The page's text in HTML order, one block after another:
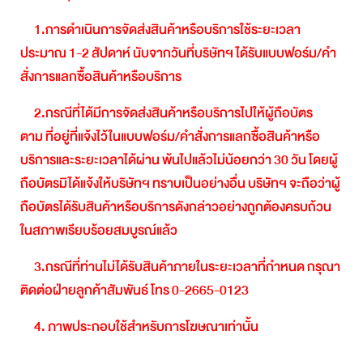
1.การดำเนินการจัดส่งสินค้าหรือบริการใช้ระยะเวลา
ประมาณ1-2สัปดาห์นับจากวันที่บริษัทฯได้รับแบบฟอร์ม/คำ
สั่งการแลกซื้อสินค้าหรือบริการ
2.กรณีที่ได้มีการจัดส่งสินค้าหรือบริการไปให้ผู้ถือบัตร
ตามที่อยู่ที่แจ้งไว้ในแบบฟอร์ม/คำสั่งการแลกซื้อสินค้าหรือ
บริการและระยะเวลาได้ผ่านพ้นไปแล้วไม่น้อยกว่า30วันโดยผู้
ถือบัตรมิได้แจ้งให้บริษัทฯทราบเป็นอย่างอื่นบริษัทฯจะถือว่าผู้
ถือบัตรได้รับสินค้าหรือบริการดังกล่าวอย่างถูกต้องครบถ้วน
ในสภาพเรียบร้อยสมบูรณ์แล้ว
3.กรณีที่ท่านไม่ได้รับสินค้าภายในระยะเวลาที่กำหนดกรุณา
ติดต่อฝ่ายลูกค้าสัมพันธ์โทร0-2665-0123
4.ภาพประกอบใช้สำหรับการโฆษณาเท่านั้น